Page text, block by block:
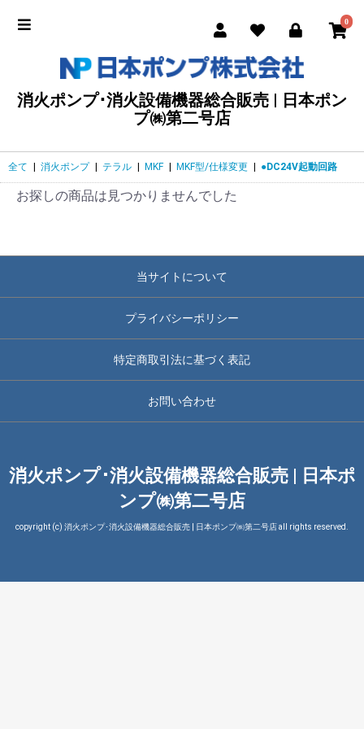
0
消火ポンプ･消火設備機器総合販売 | 日本ポン
プ㈱第二号店
全て | 消火ポンプ | テラル | MKF | MKF型/仕様変更 | ●DC24V起動回路
お探しの商品は見つかりませんでした
当サイトについて
プライバシーポリシー
特定商取引法に基づく表記
お問い合わせ
消火ポンプ･消火設備機器総合販売 | 日本ポ
ンプ㈱第二号店
copyright (c) 消火ポンプ･消火設備機器総合販売 | 日本ポンプ㈱第二号店 all rights reserved.